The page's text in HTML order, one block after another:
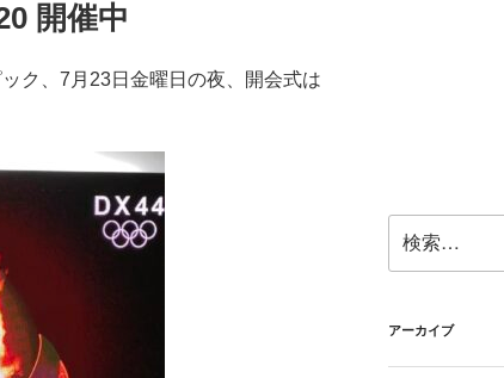
開催中
ク、7月23日金曜日の夜、開会式は
索:
アーカイブ